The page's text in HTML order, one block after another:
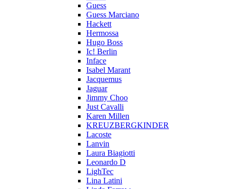
Guess
Guess Marciano
Hackett
Hermossa
Hugo Boss
Ic! Berlin
Inface
Isabel Marant
Jacquemus
Jaguar
Jimmy Choo
Just Cavalli
Karen Millen
KREUZBERGKINDER
Lacoste
Lanvin
Laura Biagiotti
Leonardo D
LighTec
Lina Latini